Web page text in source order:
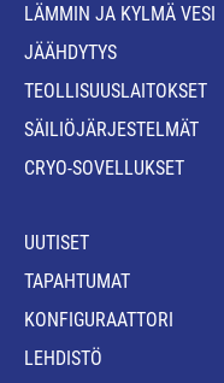
LÄMMIN JA KYLMÄ VESI
JÄÄHDYTYS
TEOLLISUUSLAITOKSET
SÄILIÖJÄRJESTELMÄT
CRYO-SOVELLUKSET
UUTISET
TAPAHTUMAT
KONFIGURAATTORI
LEHDISTÖ